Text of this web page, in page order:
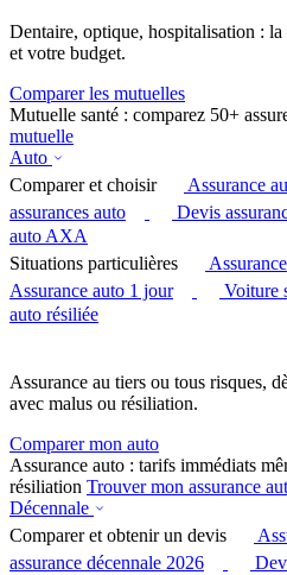
Dentaire, optique, hospitalisation : la
et votre budget.
Comparer les mutuelles
Mutuelle santé : comparez 50+
mutuelle
Auto
Comparer et choisir
Assurance
assurances auto
Devis
auto AXA
Situations particulières
Assurance auto 1 jour
Voiture
auto résiliée
Assurance au tiers ou tous risques,
avec malus ou résiliation.
Comparer mon auto
Assurance auto : tarifs immédiats
résiliation Trouver mon assurance
Décennale
Comparer et obtenir un devis
assurance décennale 2026